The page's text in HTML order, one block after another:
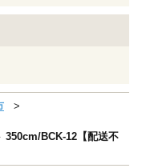
350cm/BCK-12【配送不